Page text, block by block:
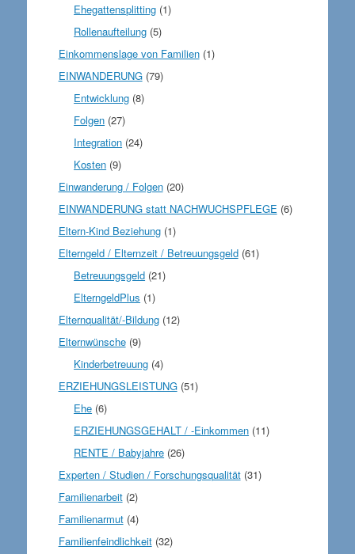
Ehegattensplitting (1)
Rollenaufteilung (5)
Einkommenslage von Familien(1)
EINWANDERUNG(79)
Entwicklung (8)
Folgen (27)
Integration (24)
Kosten (9)
Einwanderung / Folgen(20)
EINWANDERUNG statt NACHWUCHSPFLEGE (6)
Eltern-Kind Beziehung(1)
Elterngeld / Elternzeit / Betreuungsgeld(61)
Betreuungsgeld (21)
ElterngeldPlus (1)
Elternqualität/-Bildung(12)
Elternwünsche(9)
Kinderbetreuung (4)
ERZIEHUNGSLEISTUNG(51)
Ehe (6)
ERZIEHUNGSGEHALT / -Einkommen (11)
RENTE / Babyjahre (26)
Experten / Studien / Forschungsqualität(31)
Familienarbeit(2)
Familienarmut(4)
Familienfeindlichkeit(32)